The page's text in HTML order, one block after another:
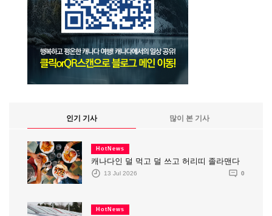
인기 기사 많이 본 기사
HotNews
캐나다인 덜 먹고 덜 쓰고 허리띠 졸라맨다
13 Jul 2026 0
HotNews